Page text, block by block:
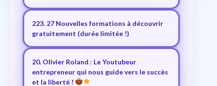
223. 27 Nouvelles formations à découvrir
gratuitement (durée limitée !)
20. Olivier Roland : Le Youtubeur
entrepreneur qui nous guide vers le succès
et la liberté !